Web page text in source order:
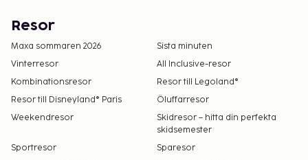
Resor
Maxa sommaren 2026
Sista minuten
Vinterresor
All Inclusive-resor
Kombinationsresor
Resor till Legoland®
Resor till Disneyland® Paris
Öluffarresor
Weekendresor
Skidresor – hitta din perfekta
skidsemester
Sportresor
Sparesor